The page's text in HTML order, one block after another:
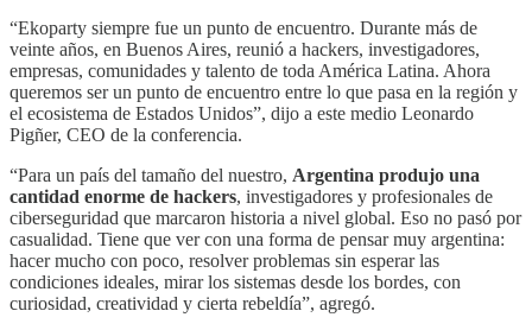
“Ekoparty siempre fue un punto de encuentro. Durante más de
veinte años, en Buenos Aires, reunió a hackers, investigadores,
empresas, comunidades y talento de toda América Latina. Ahora
queremos ser un punto de encuentro entre lo que pasa en la región y
el ecosistema de Estados Unidos”, dijo a este medio Leonardo
Pigñer, CEO de la conferencia.
“Para un país del tamaño del nuestro, Argentina produjo una
cantidad enorme de hackers, investigadores y profesionales de
ciberseguridad que marcaron historia a nivel global. Eso no pasó por
casualidad. Tiene que ver con una forma de pensar muy argentina:
hacer mucho con poco, resolver problemas sin esperar las
condiciones ideales, mirar los sistemas desde los bordes, con
curiosidad, creatividad y cierta rebeldía”, agregó.